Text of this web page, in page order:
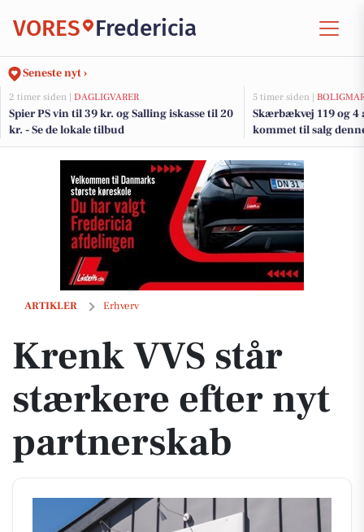
VORES Fredericia
Seneste nyt ›
2 timer siden | DAGLIGVARER
Spier PS vin til 39 kr. og Salling iskasse til 20
kr. - Se de lokale tilbud
5 timer siden |
Skærbækvej 119 og 4
kommet til salg
boligerne her.
ARTIKLER Erhverv
Krenk VVS står stærkere efter nyt partnerskab
Krenk VVS står
stærkere efter nyt
partnerskab